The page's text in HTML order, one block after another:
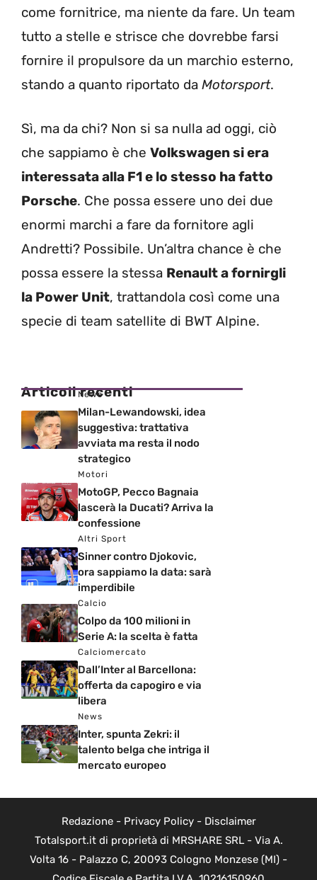
come fornitrice, ma niente da fare. Un team
tutto a stelle e strisce che dovrebbe farsi
fornire il propulsore da un marchio esterno,
stando a quanto riportato da Motorsport.
Sì, ma da chi? Non si sa nulla ad oggi, ciò
che sappiamo è che Volkswagen si era
interessata alla F1 e lo stesso ha fatto
Porsche. Che possa essere uno dei due
enormi marchi a fare da fornitore agli
Andretti? Possibile. Un’altra chance è che
possa essere la stessa Renault a fornirgli
la Power Unit, trattandola così come una
specie di team satellite di BWT Alpine.
Articoli recenti
News
Milan-Lewandowski, idea
suggestiva: trattativa
avviata ma resta il nodo
strategico
Motori
MotoGP, Pecco Bagnaia
lascerà la Ducati? Arriva la
confessione
Altri Sport
Sinner contro Djokovic,
ora sappiamo la data: sarà
imperdibile
Calcio
Colpo da 100 milioni in
Serie A: la scelta è fatta
Calciomercato
Dall’Inter al Barcellona:
offerta da capogiro e via
libera
News
Inter, spunta Zekri: il
talento belga che intriga il
mercato europeo
Redazione- Privacy Policy- Disclaimer
Totalsport.it di proprietà di MRSHARE SRL - Via A.
Volta 16 - Palazzo C, 20093 Cologno Monzese (MI) -